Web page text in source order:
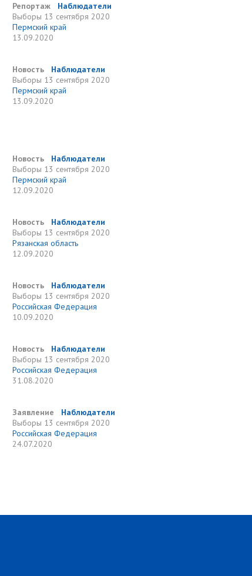
Репортаж
Наблюдатели
Выборы 13 сентября 2020
Пермский край
13.09.2020
Новость
Наблюдатели
Выборы 13 сентября 2020
Пермский край
13.09.2020
Новость
Наблюдатели
Выборы 13 сентября 2020
Пермский край
12.09.2020
Новость
Наблюдатели
Выборы 13 сентября 2020
Рязанская область
12.09.2020
Новость
Наблюдатели
Выборы 13 сентября 2020
Российская Федерация
10.09.2020
Новость
Наблюдатели
Выборы 13 сентября 2020
Российская Федерация
31.08.2020
Заявление
Наблюдатели
Выборы 13 сентября 2020
Российская Федерация
24.07.2020